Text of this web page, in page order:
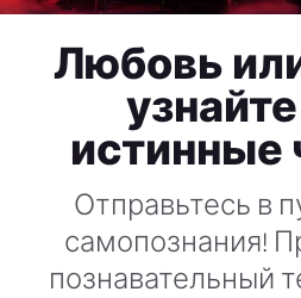
Любовь
истинные
Отправьтесь в
самопознания!
познавательный